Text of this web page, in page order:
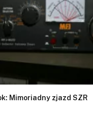
Mimoriadny zjazd SZR